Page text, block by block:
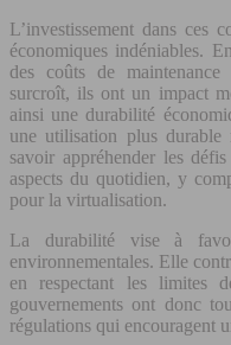
L’investissement dans ces
économiques indéniables.
des coûts de
surcroît, ils ont un impact
ainsi une durabilité
une utilisation plus
savoir appréhender les
aspects du quotidien, y
pour la virtualisation.
La durabilité vise à
environnementales. Elle
en respectant les limites
gouvernements ont donc
régulations qui encouragent